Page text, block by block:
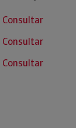
Consultar
Consultar
Consultar